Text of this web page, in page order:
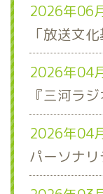
2026年06
「放送文
2026年04
2026年04